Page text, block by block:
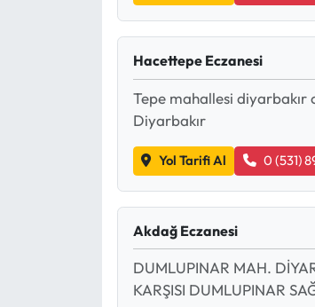
Hacettepe Eczanesi
Tepe mahallesi diyarbakır
Diyarbakır
Yol Tarifi Al 0 (531)
Akdağ Eczanesi
DUMLUPINAR MAH.
KARŞISI DUMLUPINAR